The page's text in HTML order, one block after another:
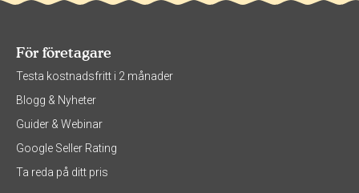
För företagare
Testa kostnadsfritt i 2 månader
Blogg & Nyheter
Guider & Webinar
Google Seller Rating
Ta reda på ditt pris